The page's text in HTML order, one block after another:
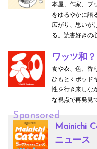
本屋、作家、ブ
をゆるやかに語
広がり、思いが
る。読書好きの
ワッツ和
食や衣、色、香
ひもとくポッド
性を行き来しな
な視点で再発見
Sponsored
Mainichi
ニュース